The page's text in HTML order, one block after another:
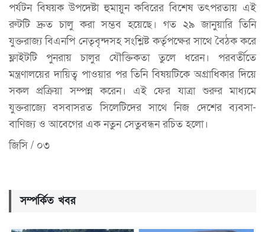
পর্যটন বিষয়ক উপদেষ্টা হুমায়ুন কবিরের বিশেষ তৎপরতায় এই
রুটটি দ্রুত চালু করা সম্ভব হয়েছে। গত ২৯ জানুয়ারি তিনি
যুক্তরাজ্য বিএনপি নেতৃবৃন্দসহ সংশ্লিষ্ট কর্তৃপক্ষের সাথে বৈঠক করে
ফ্লাইটটি পুনরায় চালুর যৌক্তিকতা তুলে ধরেন। পরবর্তীতে
মন্ত্রণালয়ের দায়িত্ব পাওয়ার পর তিনি বিষয়টিকে অগ্রাধিকার দিয়ে
সকল প্রক্রিয়া সম্পন্ন করেন। এই ফের যাত্রা শুরুর মাধ্যমে
যুক্তরাজ্যে বসবাসরত সিলেটিদের সাথে নিজ দেশের ব্যবসা-
বাণিজ্য ও আবেগের এক নতুন সেতুবন্ধন রচিত হলো।
জিসি / ০৩
সম্পর্কিত খবর